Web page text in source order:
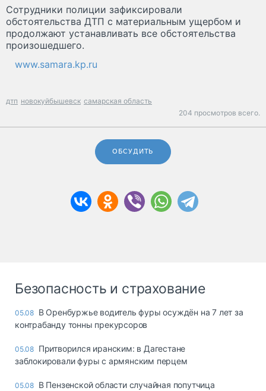
Сотрудники полиции зафиксировали
обстоятельства ДТП с материальным ущербом и
продолжают устанавливать все обстоятельства
произошедшего.
www.samara.kp.ru
дтп новокуйбышевск самарская область
204 просмотров всего.
ОБСУДИТЬ
Безопасность и страхование
05.08 В Оренбуржье водитель фуры осуждён на 7 лет за
контрабанду тонны прекурсоров
05.08 Притворился иранским: в Дагестане
заблокировали фуры с армянским перцем
05.08 В Пензенской области случайная попутчица